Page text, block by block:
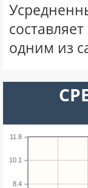
составляет
одним из
8.4
10.1
11.8